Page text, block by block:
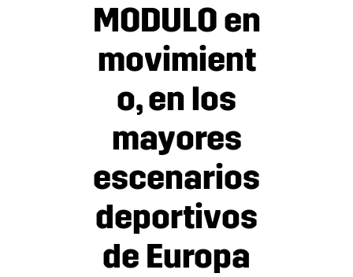
MODULO en
movimient
o, en los
mayores
escenarios
deportivos
de Europa